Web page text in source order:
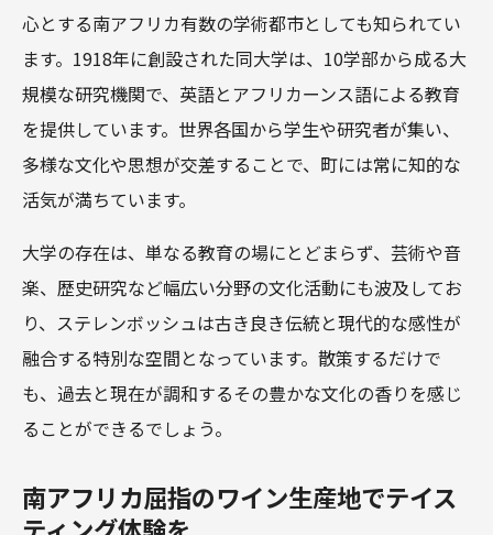
心とする南アフリカ有数の学術都市としても知られてい
ます。1918年に創設された同大学は、10学部から成る大
規模な研究機関で、英語とアフリカーンス語による教育
を提供しています。世界各国から学生や研究者が集い、
多様な文化や思想が交差することで、町には常に知的な
活気が満ちています。
大学の存在は、単なる教育の場にとどまらず、芸術や音
楽、歴史研究など幅広い分野の文化活動にも波及してお
り、ステレンボッシュは古き良き伝統と現代的な感性が
融合する特別な空間となっています。散策するだけで
も、過去と現在が調和するその豊かな文化の香りを感じ
ることができるでしょう。
南アフリカ屈指のワイン生産地でテイス